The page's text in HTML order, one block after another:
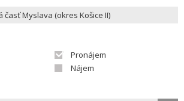
Pronájem
Nájem